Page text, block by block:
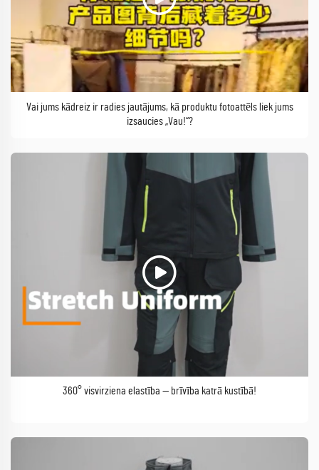
Vai jums kādreiz ir radies jautājums, kā produktu fotoattēls liek jums
izsaucies „Vau!“?
360° visvirziena elastība — brīvība katrā kustībā!